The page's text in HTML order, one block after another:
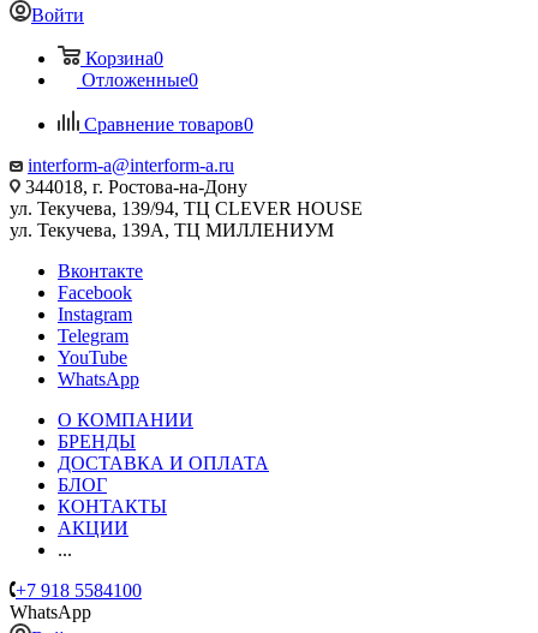
Войти
Корзина0
Отложенные0
Сравнение товаров0
interform-a@interform-a.ru
344018, г. Ростова-на-Дону
ул. Текучева, 139/94, ТЦ CLEVER HOUSE
ул. Текучева, 139А, ТЦ МИЛЛЕНИУМ
Вконтакте
Facebook
Instagram
Telegram
YouTube
WhatsApp
О КОМПАНИИ
БРЕНДЫ
ДОСТАВКА И ОПЛАТА
БЛОГ
КОНТАКТЫ
АКЦИИ
...
+7 918 5584100
WhatsApp